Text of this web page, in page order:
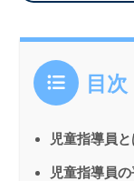
目次
児童指導員と
児童指導員